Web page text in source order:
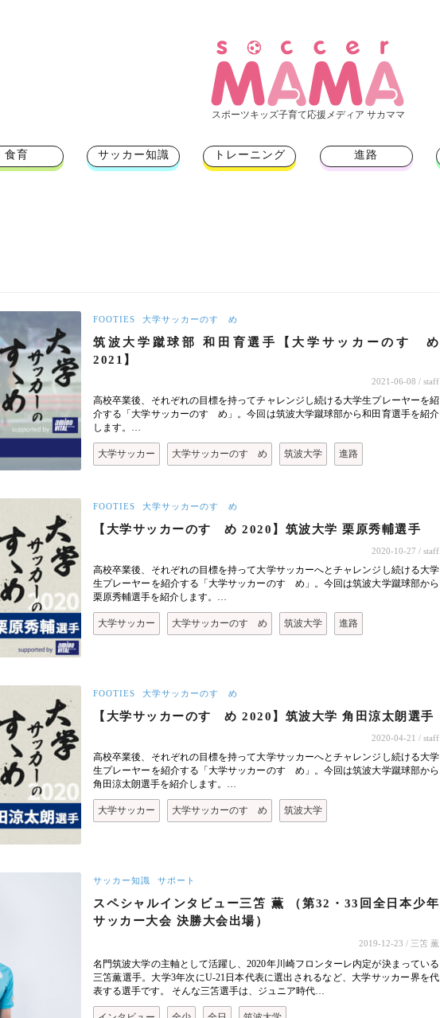
スポーツキッズ子育て応援メディア サカママ
食育 サッカー知識 トレーニング 進路
FOOTIES 大学サッカーのすゝめ
筑波大学蹴球部 和田育選手【大学サッカーのすゝめ
2021】
2021-06-08 / staff
高校卒業後、それぞれの目標を持ってチャレンジし続ける大学生プレーヤーを紹
介する「大学サッカーのすゝめ」。今回は筑波大学蹴球部から和田育選手を紹介
します。…
大学サッカー 大学サッカーのすゝめ 筑波大学 進路
FOOTIES 大学サッカーのすゝめ
【大学サッカーのすゝめ 2020】筑波大学 栗原秀輔選手
2020-10-27 / staff
高校卒業後、それぞれの目標を持って大学サッカーへとチャレンジし続ける大学
生プレーヤーを紹介する「大学サッカーのすゝめ」。今回は筑波大学蹴球部から
栗原秀輔選手を紹介します。…
大学サッカー 大学サッカーのすゝめ 筑波大学 進路
FOOTIES 大学サッカーのすゝめ
【大学サッカーのすゝめ 2020】筑波大学 角田涼太朗選手
2020-04-21 / staff
高校卒業後、それぞれの目標を持って大学サッカーへとチャレンジし続ける大学
生プレーヤーを紹介する「大学サッカーのすゝめ」。今回は筑波大学蹴球部から
角田涼太朗選手を紹介します。…
大学サッカー 大学サッカーのすゝめ 筑波大学
サッカー知識 サポート
スペシャルインタビュー三笘 薫 （第32・33回全日本少年
サッカー大会 決勝大会出場）
2019-12-23 / 三笘 薫
名門筑波大学の主軸として活躍し、2020年川崎フロンターレ内定が決まっている
三笘薫選手。大学3年次にU-21日本代表に選出されるなど、大学サッカー界を代
表する選手です。 そんな三笘選手は、ジュニア時代…